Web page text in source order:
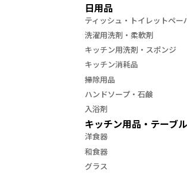
日用品
ティッシュ・トイレットペー
洗濯用洗剤・柔軟剤
キッチン用洗剤・スポンジ
キッチン消耗品
掃除用品
ハンドソープ・石鹸
入浴剤
キッチン用品・テーブ
洋食器
和食器
グラス